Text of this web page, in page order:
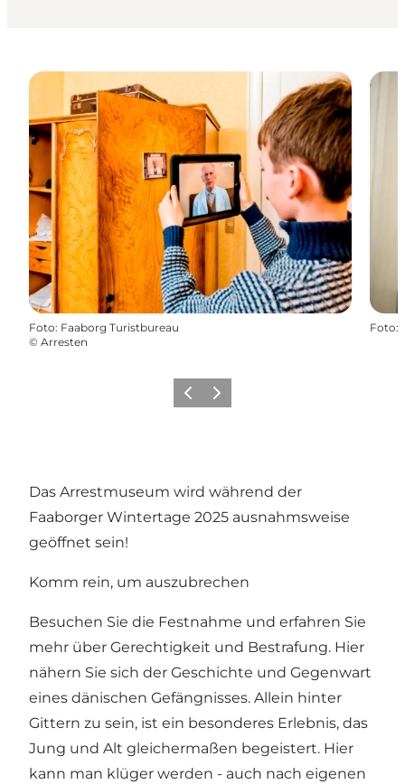
Foto: Faaborg Turistbureau
© Arresten
Foto:
ZurückWeiter
Das Arrestmuseum wird während der
Faaborger Wintertage 2025 ausnahmsweise
geöffnet sein!
Komm rein, um auszubrechen
Besuchen Sie die Festnahme und erfahren Sie
mehr über Gerechtigkeit und Bestrafung. Hier
nähern Sie sich der Geschichte und Gegenwart
eines dänischen Gefängnisses. Allein hinter
Gittern zu sein, ist ein besonderes Erlebnis, das
Jung und Alt gleichermaßen begeistert. Hier
kann man klüger werden - auch nach eigenen